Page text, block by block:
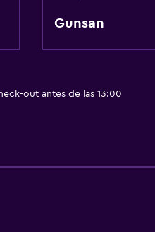
Gunsan
out antes de las 13:00